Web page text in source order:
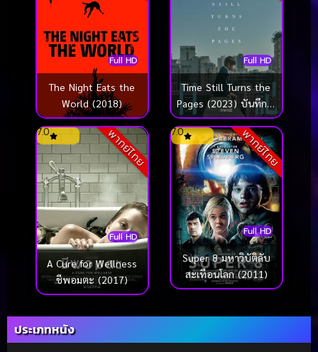
Full HD
The Night Eats the
World (2018)
Full HD
Time Still Turns the
Pages (2023) บันทึกใจ
สลายจากชายตัวน้อย
พากย์ไทย
Full HD
7.0
A Cure for Wellness
ชีพอมตะ (2017)
พากย์ไทย
Full HD
7.0
Super 8 มหาวิบัติลับ
สะเทือนโลก (2011)
ประเภทหนัง